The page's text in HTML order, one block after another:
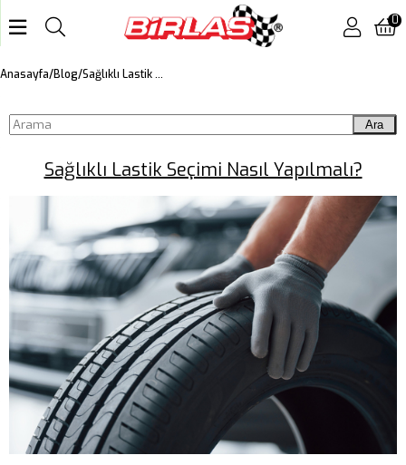
0
Anasayfa Blog Sağlıklı Lastik Seçimi Nasıl Yapılmalı?
Ara
Sağlıklı Lastik Seçimi Nasıl Yapılmalı?